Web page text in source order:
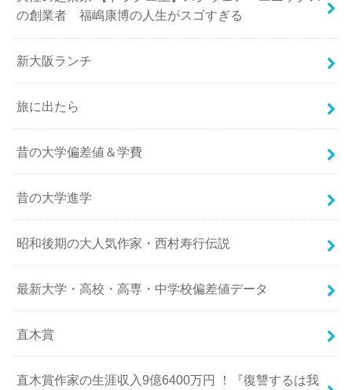
の創業者 福嶋康博の人生がスゴすぎる
新大阪ランチ
旅に出たら
昔の大学偏差値＆学費
昔の大学進学
昭和後期の大人気作家・西村寿行伝説
最新大学・高校・高専・中学校偏差値データ
直木賞
直木賞作家の生涯収入9億6400万円 ！『復讐するは我